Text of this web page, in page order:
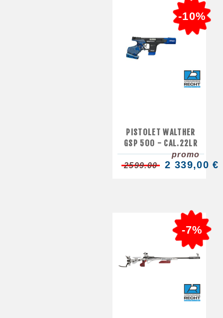
PISTOLET WALTHER
GSP 500 - CAL.22LR
promo
2599.00
2 339,00 €
-10%
-7%